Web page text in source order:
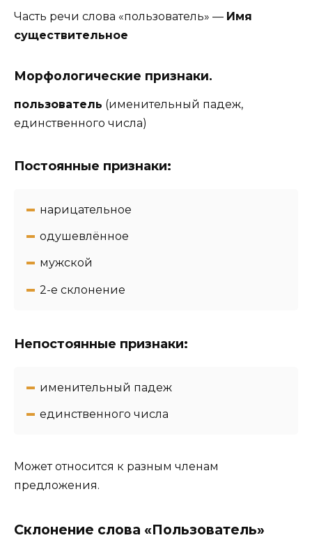
Часть речи слова «пользователь» — Имя
существительное
Морфологические признаки.
пользователь (именительный падеж,
единственного числа)
Постоянные признаки:
нарицательное
одушевлённое
мужской
2-e склонение
Непостоянные признаки:
именительный падеж
единственного числа
Может относится к разным членам
предложения.
Склонение слова «Пользователь»